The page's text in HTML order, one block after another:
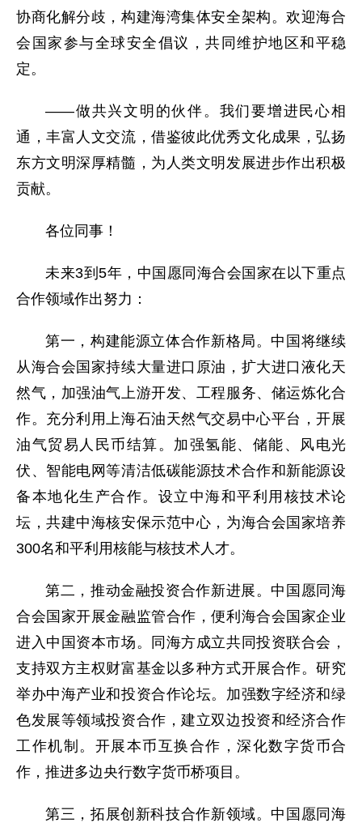
协商化解分歧，构建海湾集体安全架构。欢迎海合
会国家参与全球安全倡议，共同维护地区和平稳
定。
——做共兴文明的伙伴。我们要增进民心相
通，丰富人文交流，借鉴彼此优秀文化成果，弘扬
东方文明深厚精髓，为人类文明发展进步作出积极
贡献。
各位同事！
未来3到5年，中国愿同海合会国家在以下重点
合作领域作出努力：
第一，构建能源立体合作新格局。中国将继续
从海合会国家持续大量进口原油，扩大进口液化天
然气，加强油气上游开发、工程服务、储运炼化合
作。充分利用上海石油天然气交易中心平台，开展
油气贸易人民币结算。加强氢能、储能、风电光
伏、智能电网等清洁低碳能源技术合作和新能源设
备本地化生产合作。设立中海和平利用核技术论
坛，共建中海核安保示范中心，为海合会国家培养
300名和平利用核能与核技术人才。
第二，推动金融投资合作新进展。中国愿同海
合会国家开展金融监管合作，便利海合会国家企业
进入中国资本市场。同海方成立共同投资联合会，
支持双方主权财富基金以多种方式开展合作。研究
举办中海产业和投资合作论坛。加强数字经济和绿
色发展等领域投资合作，建立双边投资和经济合作
工作机制。开展本币互换合作，深化数字货币合
作，推进多边央行数字货币桥项目。
第三，拓展创新科技合作新领域。中国愿同海